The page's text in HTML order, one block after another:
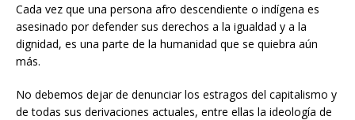
Cada vez que una persona afro descendiente o indígena es
asesinado por defender sus derechos a la igualdad y a la
dignidad, es una parte de la humanidad que se quiebra aún
más.
No debemos dejar de denunciar los estragos del capitalismo y
de todas sus derivaciones actuales, entre ellas la ideología de